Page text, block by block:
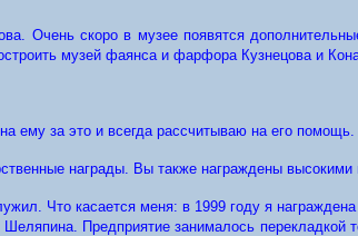
Очень скоро в музее появятся
музей фаянса и фарфора Кузнецова и
ему за это и всегда рассчитываю на его помощь.
награды. Вы также награждены высокими
Что касается меня: в 1999 году я
Предприятие занималось